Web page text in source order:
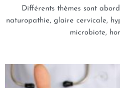
Différents thèmes sont
naturopathie, glaire cervicale,
microbiote,